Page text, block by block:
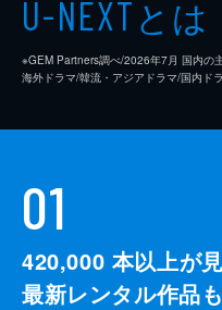
U-NEXTとは
※GEM Partners調べ/2026年7⽉ 国内の
海外ドラマ/韓流・アジアドラマ/国内ド
01
420,000 本以上が
最新レンタル作品も